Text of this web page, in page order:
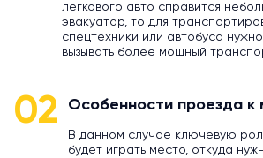
легкового авто справится
эвакуатор, то для
спецтехники или автобуса нужно
вызывать более мощный
02 Особенности проезда к
В данном случае ключевую
будет играть место, откуда